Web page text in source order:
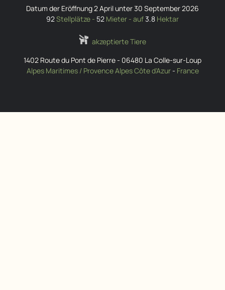
Datum der Eröffnung 2 April unter 30 September 2026
92Stellplätze - 52 Mieter - auf3.8 Hektar
akzeptierte Tiere
1402 Route du Pont de Pierre- 06480 La Colle-sur-Loup
Alpes Maritimes / Provence Alpes Côte d'Azur- France